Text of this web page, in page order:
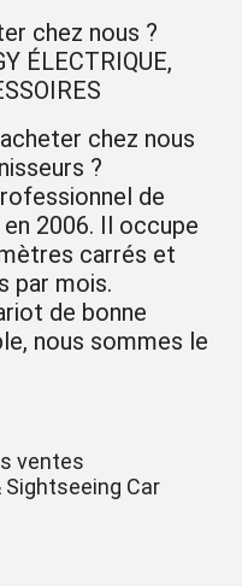
chez nous ?
ÉLECTRIQUE,
chez nous
?
de
2006. Il occupe
carrés et
par mois.
de bonne
nous sommes le
ventes
Sightseeing Car